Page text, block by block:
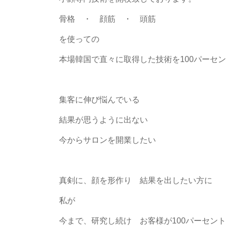
骨格 ・ 顔筋 ・ 頭筋
を使っての
本場韓国で直々に取得した技術を100パーセ
集客に伸び悩んでいる
結果が思うように出ない
今からサロンを開業したい
真剣に、顔を形作り 結果を出したい方に
私が
今まで、研究し続け お客様が100パーセン